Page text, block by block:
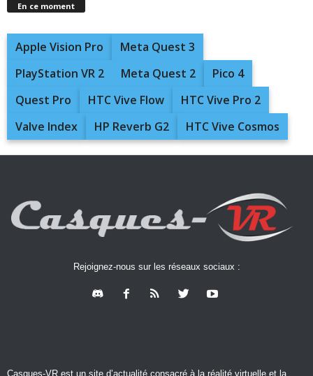
En ce moment
Apple Vision Pro
Meta Quest 3
PlayStation VR 2
Meta Quest 2
Pico 4
Quest Pro
HTC Vive Flow
HTC Vive Pro 2
Valve Index
HP Reverb G2 HTC Vive Cosmos
Rejoignez-nous sur les réseaux sociaux :
Casques-VR est un site d’actualité consacré à la réalité virtuelle et la